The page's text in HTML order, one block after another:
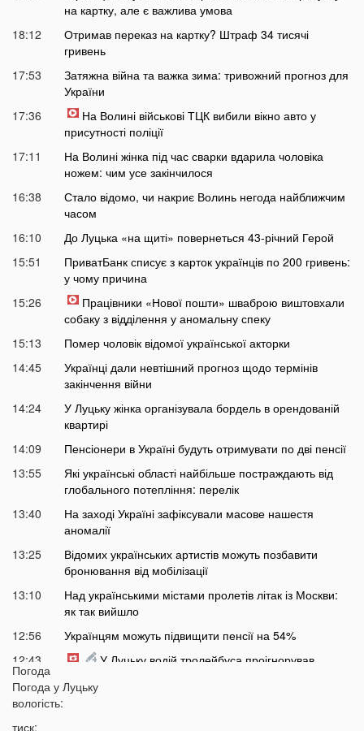
на картку, але є важлива умова
18:12
Отримав переказ на картку? Штраф 34 тисячі
гривень
17:53
Затяжна війна та важка зима: тривожний прогноз для
України
17:36
На Волині військові ТЦК вибили вікно авто у
присутності поліції
17:11
На Волині жінка під час сварки вдарила чоловіка
ножем: чим усе закінчилося
16:38
Стало відомо, чи накриє Волинь негода найближчим
часом
16:10
До Луцька «на щиті» повернеться 43-річний Герой
15:51
ПриватБанк списує з карток українців по 200 гривень:
у чому причина
15:26
Працівники «Нової пошти» шваброю виштовхали
собаку з відділення у аномальну спеку
15:13
Помер чоловік відомої української акторки
14:45
Українці дали невтішний прогноз щодо термінів
закінчення війни
14:24
У Луцьку жінка організувала бордель в орендованій
квартирі
14:09
Пенсіонери в Україні будуть отримувати по дві пенсії
13:55
Які українські області найбільше постраждають від
глобального потепління: перелік
13:40
На заході Україні зафіксували масове нашестя
аномалії
13:25
Відомих українських артистів можуть позбавити
бронювання від мобілізації
13:10
Над українськими містами пролетів літак із Москви:
як так вийшло
12:56
Українцям можуть підвищити пенсії на 54%
12:43
У Луцьку водій тролейбуса проігнорував
12:26
12:07
Погода
Погода у Луцьку
вологість:
тиск: